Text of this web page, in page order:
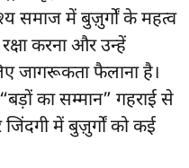
समाज में बुज़ुर्गों के महत्व
करना और उन्हें
जागरूकता फैलाना है।
का सम्मान” गहराई से
में बुज़ुर्गों को कई